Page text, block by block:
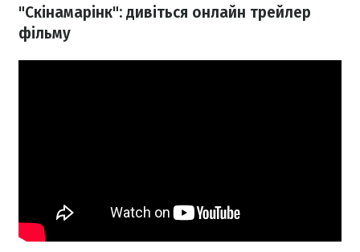
"Скінамарінк": дивіться онлайн трейлер
фільму